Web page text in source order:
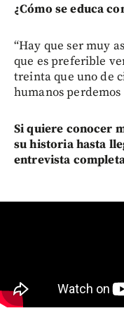
¿Cómo se educa
“Hay que ser muy
que es preferible
treinta que uno de
humanos
Si quiere conocer
su historia hasta
entrevista